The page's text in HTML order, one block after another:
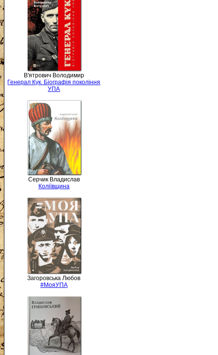
В'ятрович Володимир
Генерал Кук. Біографія покоління
УПА
Серчик Владислав
Коліївщина
Загоровська Любов
#МояУПА